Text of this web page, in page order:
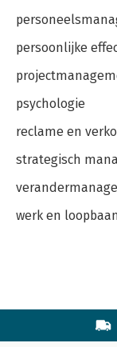
persoonlijke
psychologie
reclame en
strategisch
werk en